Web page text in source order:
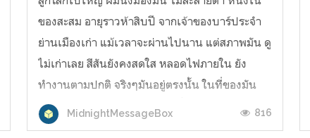
ของสะสม อายุราวห้าสิบปี จากเจ้าของบาร์ประจำ
ย่านเมืองเก่า แม้เวลาจะผ่านไปนาน แต่สภาพมัน ดู
ไม่เก่าเลย สีสันยังคงสดใส หลอดไฟภายใน ยัง
ทำงานตามปกติ จริงๆมันอยู่ตรงนั้น ในที่ของมัน
ตลอดมา ไม่เข้าใจว่าทำไม คืนนี้ ถึงได้ดึงดูดความ
สนใจ อย่างน่าประหลาด ...
MidnightMessageBox 816